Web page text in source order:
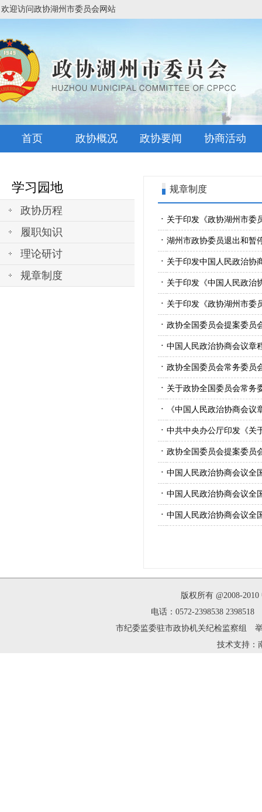
欢迎访问政协湖州市委员会网站
首页 政协概况 政协要闻 协商活动
学习园地
政协历程
履职知识
理论研讨
规章制度
规章制度
· 关于印发《政协湖州市委
· 湖州市政协委员退出和暂
· 关于印发中国人民政治协
· 关于印发《中国人民政治
· 关于印发《政协湖州市委
· 政协全国委员会提案委员
· 中国人民政治协商会议章
· 政协全国委员会常务委员
· 关于政协全国委员会常务
· 《中国人民政治协商会议
· 中共中央办公厅印发《关
· 政协全国委员会提案委员
· 中国人民政治协商会议全
· 中国人民政治协商会议全
· 中国人民政治协商会议全
版权所有 @2008-
电话：0572-2398538
市纪委监委驻市政协机关纪检监察组
技术支持：